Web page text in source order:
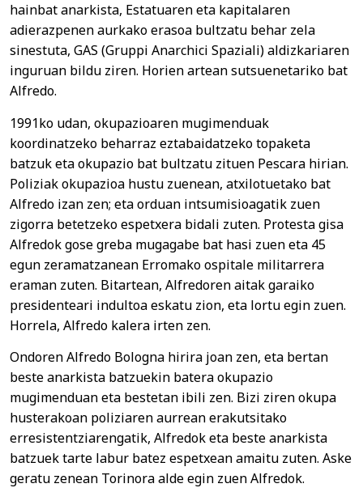
hainbat anarkista, Estatuaren eta kapitalaren
adierazpenen aurkako erasoa bultzatu behar zela
sinestuta, GAS (Gruppi Anarchici Spaziali) aldizkariaren
inguruan bildu ziren. Horien artean sutsuenetariko bat
Alfredo.
1991ko udan, okupazioaren mugimenduak
koordinatzeko beharraz eztabaidatzeko topaketa
batzuk eta okupazio bat bultzatu zituen Pescara hirian.
Poliziak okupazioa hustu zuenean, atxilotuetako bat
Alfredo izan zen; eta orduan intsumisioagatik zuen
zigorra betetzeko espetxera bidali zuten. Protesta gisa
Alfredok gose greba mugagabe bat hasi zuen eta 45
egun zeramatzanean Erromako ospitale militarrera
eraman zuten. Bitartean, Alfredoren aitak garaiko
presidenteari indultoa eskatu zion, eta lortu egin zuen.
Horrela, Alfredo kalera irten zen.
Ondoren Alfredo Bologna hirira joan zen, eta bertan
beste anarkista batzuekin batera okupazio
mugimenduan eta bestetan ibili zen. Bizi ziren okupa
husterakoan poliziaren aurrean erakutsitako
erresistentziarengatik, Alfredok eta beste anarkista
batzuek tarte labur batez espetxean amaitu zuten. Aske
geratu zenean Torinora alde egin zuen Alfredok.